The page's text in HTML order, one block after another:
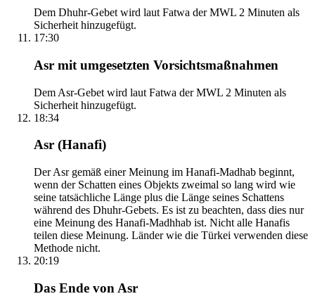
Dem Dhuhr-Gebet wird laut Fatwa der MWL 2 Minuten als
Sicherheit hinzugefügt.
17:30
Asr mit umgesetzten Vorsichtsmaßnahmen
Dem Asr-Gebet wird laut Fatwa der MWL 2 Minuten als
Sicherheit hinzugefügt.
18:34
Asr (Hanafi)
Der Asr gemäß einer Meinung im Hanafi-Madhab beginnt,
wenn der Schatten eines Objekts zweimal so lang wird wie
seine tatsächliche Länge plus die Länge seines Schattens
während des Dhuhr-Gebets. Es ist zu beachten, dass dies nur
eine Meinung des Hanafi-Madhhab ist. Nicht alle Hanafis
teilen diese Meinung. Länder wie die Türkei verwenden diese
Methode nicht.
20:19
Das Ende von Asr